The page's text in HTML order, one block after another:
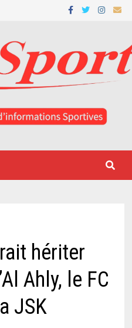
hériter
Ahly, le FC
JSK